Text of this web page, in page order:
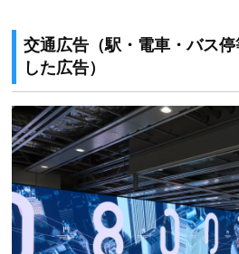
交通広告（駅・電車・バス
した広告）